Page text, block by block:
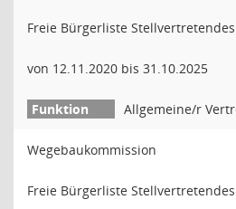
Freie Bürgerliste
von 12.11.2020 bis 31.10.2025
Allgemeine/r
Wegebaukommission
Freie Bürgerliste